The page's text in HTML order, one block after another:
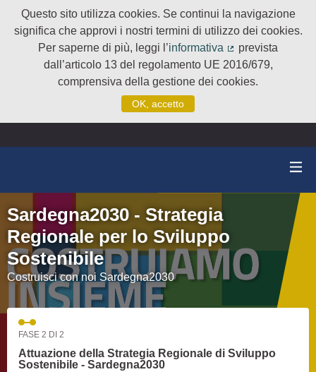
Questo sito utilizza cookies. Se continui la navigazione
significa che approvi i nostri termini di utilizzo dei cookies.
Per saperne di più, leggi l’informativa
(Collegamento
prevista
dall’articolo 13 del regolamento UE 2016/679,
comprensiva della gestione dei cookies.
OK, accetto
Sardegna2030 - Strategia
Regionale per lo Sviluppo
Sostenibile
Costruisci con noi Sardegna2030
FASE 2 DI 2
Attuazione della Strategia Regionale di Sviluppo
Sostenibile - Sardegna2030